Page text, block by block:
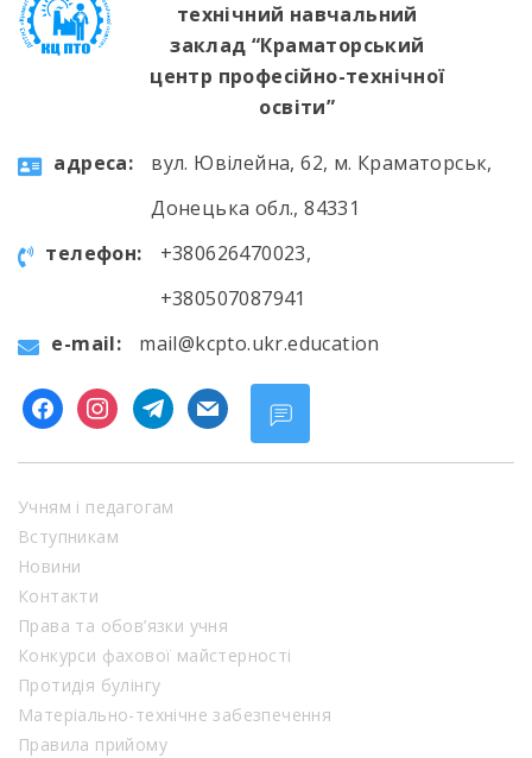
технічний навчальний
заклад “Краматорський
центр професійно-технічної
освіти”
aдресa:
вул. Ювілейна, 62, м. Краматорськ,
Донецька обл., 84331
телефон:
+380626470023,
+380507087941
e-mail:
mail@kcpto.ukr.education
facebookinstagramtelegram
mail
Учням і педагогам
Вступникам
Новини
Контакти
Права та обов’язки учня
Конкурси фахової майстерності
Протидія булінгу
Матеріально-технічне забезпечення
Правила прийому